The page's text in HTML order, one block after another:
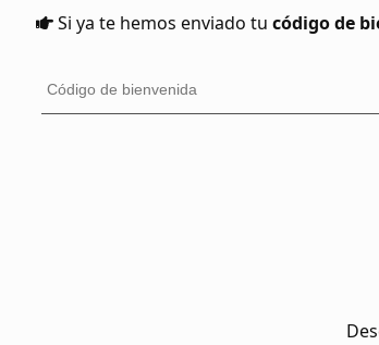
Si ya te hemos enviado tu código de